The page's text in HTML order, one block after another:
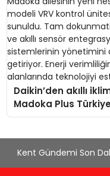
Daikin’den akıllı
Madoka Plus Türkiye’de Daikin’in
tasarımıyla öne
Tam dokunmatik
ve akıllı sensör
Kent Gündemi Son